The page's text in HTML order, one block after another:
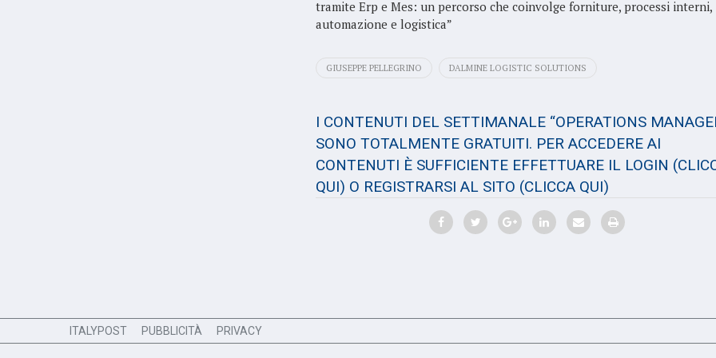
tramite Erp e Mes: un percorso che coinvolge forniture, processi interni,
automazione e logistica”
GIUSEPPE PELLEGRINO DALMINE LOGISTIC SOLUTIONS
I CONTENUTI DEL SETTIMANALE “OPERATIONS
SONO TOTALMENTE GRATUITI. PER ACCEDERE AI
CONTENUTI È SUFFICIENTE EFFETTUARE IL LOGIN
QUI) O REGISTRARSI AL SITO (CLICCA QUI)
ITALYPOST PUBBLICITÀ PRIVACY